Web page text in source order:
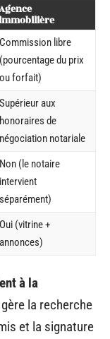
Commission libre
(pourcentage du prix
ou forfait)
Supérieur aux
honoraires de
négociation notariale
Non (le notaire
intervient
séparément)
Oui (vitrine +
annonces)
à la
la recherche
et la signature